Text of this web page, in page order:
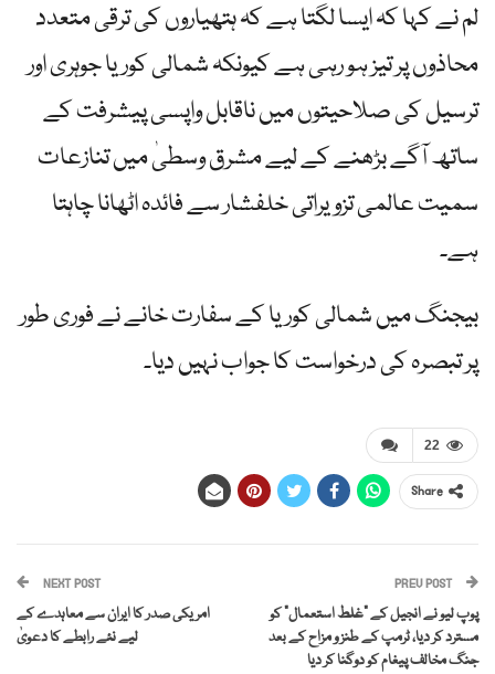
لم نے کہا کہ ایسا لگتا ہے کہ ہتھیاروں کی ترقی متعدد
محاذوں پر تیز ہو رہی ہے کیونکہ شمالی کوریا جوہری اور
ترسیل کی صلاحیتوں میں ناقابل واپسی پیشرفت کے
ساتھ آگے بڑھنے کے لیے مشرق وسطیٰ میں تنازعات
سمیت عالمی تزویراتی خلفشار سے فائدہ اٹھانا چاہتا
ہے۔
بیجنگ میں شمالی کوریا کے سفارت خانے نے فوری طور
پر تبصرہ کی درخواست کا جواب نہیں دیا۔
22
Share
PREV POST
پوپ لیو نے انجیل کے "غلط استعمال” کو
مسترد کر دیا، ٹرمپ کے طنز و مزاح کے بعد
جنگ مخالف پیغام کو دوگنا کر دیا
NEXT POST
امریکی صدر کا ایران سے معاہدے کے
لیے نئے رابطے کا دعویٰ